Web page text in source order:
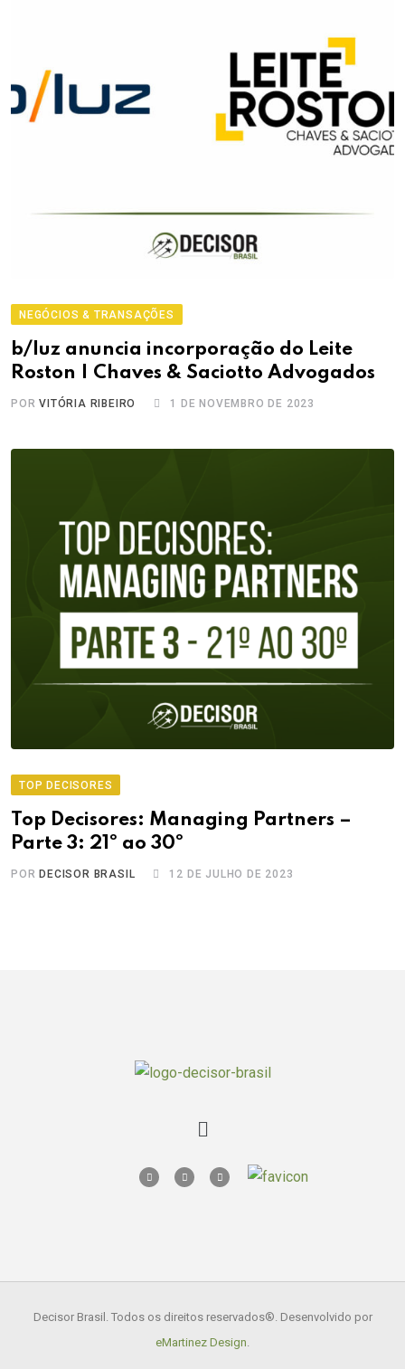
NEGÓCIOS & TRANSAÇÕES
b/luz anuncia incorporação do Leite
Roston | Chaves & Saciotto Advogados
PORVITÓRIA RIBEIRO 1 DE NOVEMBRO DE 2023
TOP DECISORES
Top Decisores: Managing Partners –
Parte 3: 21º ao 30º
PORDECISOR BRASIL 12 DE JULHO DE 2023
Decisor Brasil. Todos os direitos reservados®. Desenvolvido por
eMartinez Design